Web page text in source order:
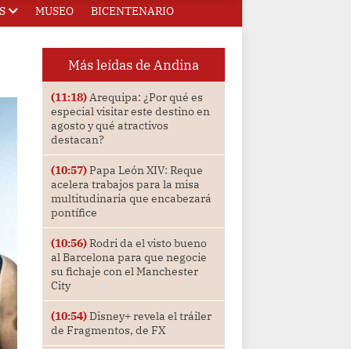
MUSEO BICENTENARIO
Más leídas de Andina
(11:18)Arequipa: ¿Por qué es
especial visitar este destino en
agosto y qué atractivos
destacan?
(10:57)Papa León XIV: Reque
acelera trabajos para la misa
multitudinaria que encabezará
pontífice
(10:56)Rodri da el visto bueno
al Barcelona para que negocie
su fichaje con el Manchester
City
(10:54)Disney+ revela el tráiler
de Fragmentos, de FX